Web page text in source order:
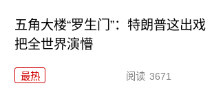
五角大楼“罗生门”：特朗普这出戏
把全世界演懵
最热 阅读 3671